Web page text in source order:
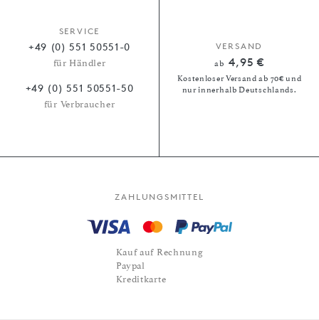
SERVICE
+49 (0) 551 50551-0
für Händler
+49 (0) 551 50551-50
für Verbraucher
VERSAND
ab 4,95 €
Kostenloser Versand ab 70€ und
nur innerhalb Deutschlands.
ZAHLUNGSMITTEL
Kauf auf Rechnung
Paypal
Kreditkarte